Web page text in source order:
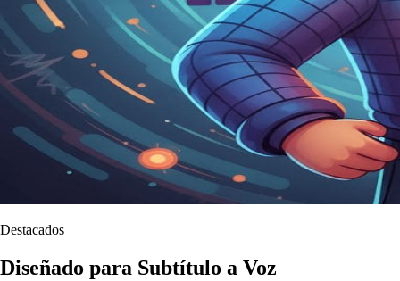
Destacados
Diseñado para Subtítulo a Voz